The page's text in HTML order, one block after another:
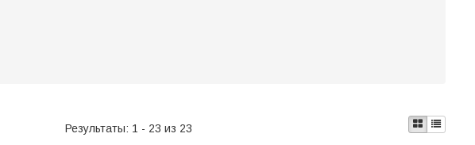
Результаты: 1 - 23 из 23